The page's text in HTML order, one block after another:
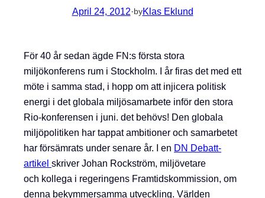
April 24, 2012·byKlas Eklund
För 40 år sedan ägde FN:s första stora
miljökonferens rum i Stockholm. I år firas det med ett
möte i samma stad, i hopp om att injicera politisk
energi i det globala miljösamarbete inför den stora
Rio-konferensen i juni. det behövs! Den globala
miljöpolitiken har tappat ambitioner och samarbetet
har försämrats under senare år. I en DN Debatt-
artikel skriver Johan Rockström, miljövetare
och kollega i regeringens Framtidskommission, om
denna bekymmersamma utveckling. Världen